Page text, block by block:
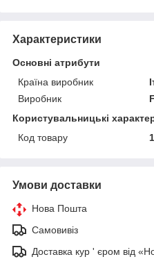
Характеристики
Основні атрибути
Країна виробник
Виробник
Користувальницькі
Код товару
Умови доставки
Нова Пошта
Самовивіз
Доставка кур ' єром від